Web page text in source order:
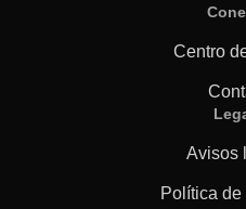
Centro
Avisos
Política de